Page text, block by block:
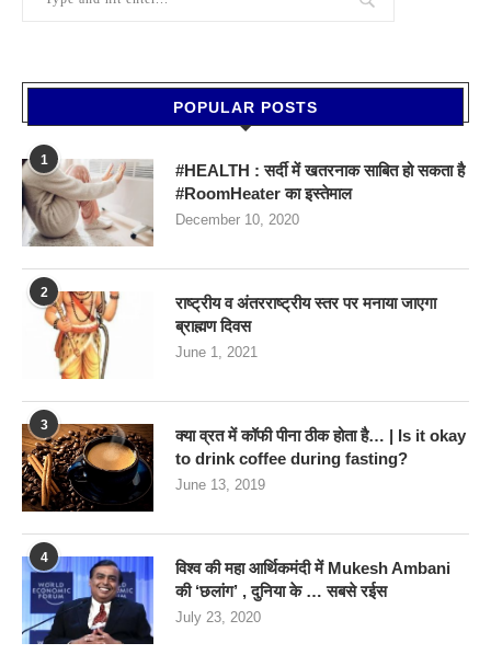
POPULAR POSTS
1
#HEALTH : सर्दी में खतरनाक साबित हो सकता है
#RoomHeater का इस्तेमाल
December 10, 2020
2
राष्ट्रीय व अंतरराष्ट्रीय स्तर पर मनाया जाएगा
ब्राह्मण दिवस
June 1, 2021
3
क्या व्रत में कॉफी पीना ठीक होता है… | Is it okay
to drink coffee during fasting?
June 13, 2019
4
विश्व की महा आर्थिकमंदी में Mukesh Ambani
की ‘छलांग’ , दुनिया के … सबसे रईस
July 23, 2020